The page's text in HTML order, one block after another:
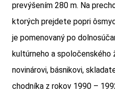
prevýšením 280 m. Na
ktorých prejdete popri
je pomenovaný po
kultúrneho a spoločenského
novinárovi, básnikovi,
chodníka z rokov 1990 –